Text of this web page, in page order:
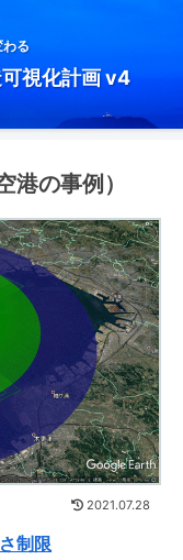
わる
可視化計画 v4
港の事例）
2021.07.28
制限